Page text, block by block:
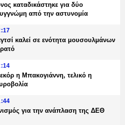
καταδικάστηκε για δύο
από την αστυνομία
καλεί σε ενότητα μουσουλμάνων
η Μπακογιάννη, τελικό η
για την ανάπλαση της ΔΕΘ